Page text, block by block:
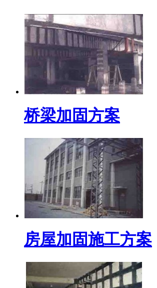
桥梁加固方案
房屋加固施工方案